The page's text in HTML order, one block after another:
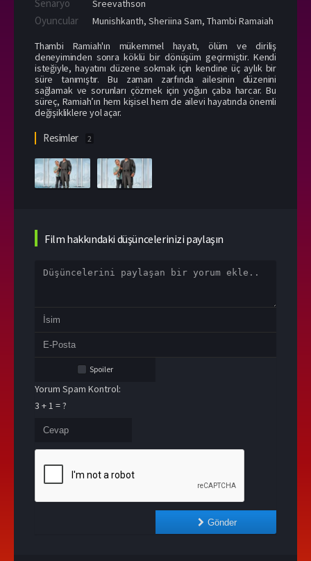
Senaryo Sreevathson
Oyuncular Munishkanth, Sheriina Sam, Thambi Ramaiah
Thambi Ramiah'ın mükemmel hayatı, ölüm ve diriliş
deneyiminden sonra köklü bir dönüşüm geçirmiştir. Kendi
isteğiyle, hayatını düzene sokmak için kendine üç aylık bir
süre tanımıştır. Bu zaman zarfında ailesinin düzenini
sağlamak ve sorunları çözmek için yoğun çaba harcar. Bu
süreç, Ramiah’ın hem kişisel hem de ailevi hayatında önemli
değişikliklere yol açar.
Resimler 2
Film hakkındaki düşüncelerinizi paylaşın
Spoiler
Yorum Spam Kontrol:
3 + 1 = ?
Gönder